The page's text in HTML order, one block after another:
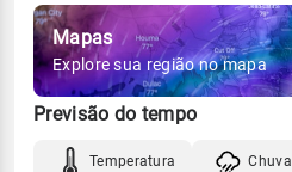
Mapas
Explore sua região no mapa
Previsão do tempo
Temperatura Chuva